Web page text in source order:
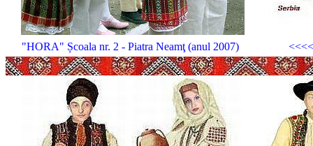
"HORA" Școala nr. 2 - Piatra Neamţ (anul 2007)